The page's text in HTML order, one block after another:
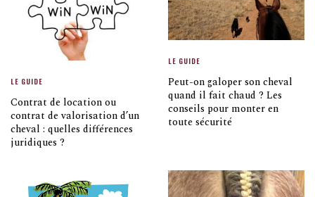
LE GUIDE
Contrat de location ou
contrat de valorisation d’un
cheval : quelles différences
juridiques ?
LE GUIDE
Peut-on galoper son cheval
quand il fait chaud ? Les
conseils pour monter en
toute sécurité